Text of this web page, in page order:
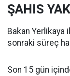
ŞAHIS
Bakan
sonraki süreç
Son 15 gün